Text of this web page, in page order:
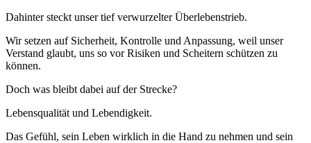
Dahinter steckt unser tief verwurzelter Überlebenstrieb.
Wir setzen auf Sicherheit, Kontrolle und Anpassung, weil unser
Verstand glaubt, uns so vor Risiken und Scheitern schützen zu
können.
Doch was bleibt dabei auf der Strecke?
Lebensqualität und Lebendigkeit.
Das Gefühl, sein Leben wirklich in die Hand zu nehmen und sein